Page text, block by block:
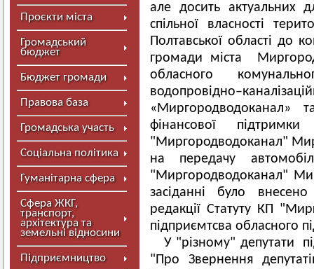
Проєкти міста
Громадський
бюджет
Бюджет громади
Правова база
Громадська участь
Соціальна політика
Гуманітарна сфера
Сфера ЖКГ,
транспорт,
архітектура та
земельні відносини
Підприємництво
але досить актуальних
спільної власності
Полтавської області до
громади міста
обласного
фінансової
"Миргородводоканал"
на передачу
"Миргородводоканал"
засіданні було
редакції Статуту КП
підприємтсва обласного
У "різному" депутати
"Про Звернення